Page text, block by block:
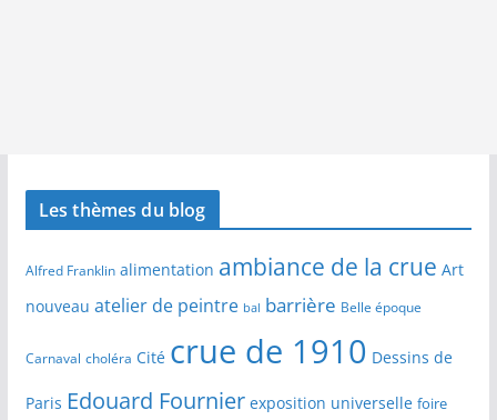
Les thèmes du blog
Alfred Franklin alimentation ambiance de la crue Art
nouveau atelier de peintre bal barrière Belle époque
Carnaval choléra Cité crue de 1910 Dessins de
Paris Edouard Fournier exposition universelle foire